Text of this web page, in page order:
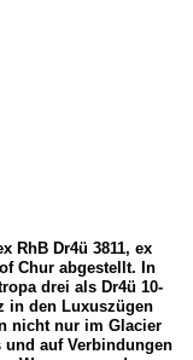
RhB Dr4ü 3811, ex
Chur abgestellt. In
drei als Dr4ü 10-
in den Luxuszügen
nicht nur im Glacier
auf Verbindungen